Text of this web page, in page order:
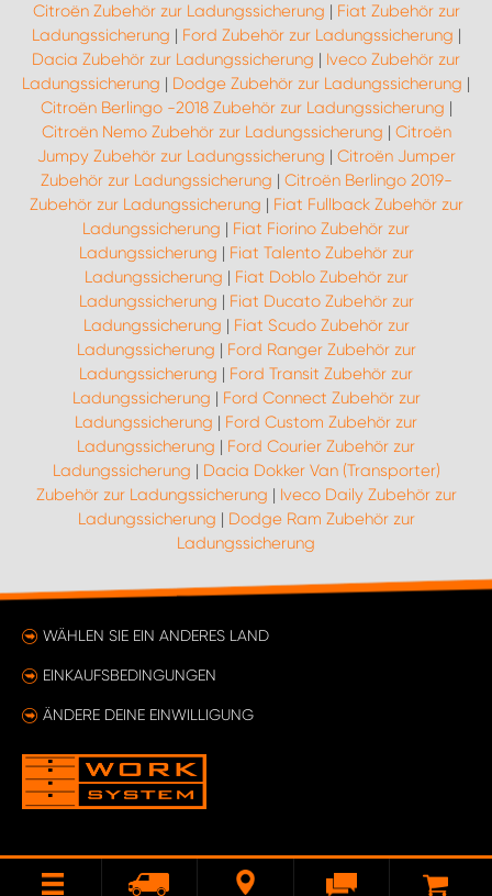
Citroën Zubehör zur Ladungssicherung | Fiat Zubehör zur
Ladungssicherung | Ford Zubehör zur Ladungssicherung |
Dacia Zubehör zur Ladungssicherung | Iveco Zubehör zur
Ladungssicherung | Dodge Zubehör zur Ladungssicherung |
Citroën Berlingo -2018 Zubehör zur Ladungssicherung |
Citroën Nemo Zubehör zur Ladungssicherung | Citroën
Jumpy Zubehör zur Ladungssicherung | Citroën Jumper
Zubehör zur Ladungssicherung | Citroën Berlingo 2019-
Zubehör zur Ladungssicherung | Fiat Fullback Zubehör zur
Ladungssicherung | Fiat Fiorino Zubehör zur
Ladungssicherung | Fiat Talento Zubehör zur
Ladungssicherung | Fiat Doblo Zubehör zur
Ladungssicherung | Fiat Ducato Zubehör zur
Ladungssicherung | Fiat Scudo Zubehör zur
Ladungssicherung | Ford Ranger Zubehör zur
Ladungssicherung | Ford Transit Zubehör zur
Ladungssicherung | Ford Connect Zubehör zur
Ladungssicherung | Ford Custom Zubehör zur
Ladungssicherung | Ford Courier Zubehör zur
Ladungssicherung | Dacia Dokker Van (Transporter)
Zubehör zur Ladungssicherung | Iveco Daily Zubehör zur
Ladungssicherung | Dodge Ram Zubehör zur
Ladungssicherung
WÄHLEN SIE EIN ANDERES LAND
EINKAUFSBEDINGUNGEN
ÄNDERE DEINE EINWILLIGUNG